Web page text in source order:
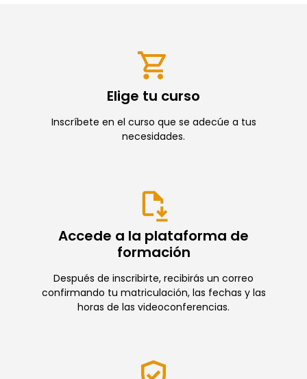
Elige tu curso
Inscríbete en el curso que se adecúe a tus
necesidades.
Accede a la plataforma de
formación
Después de inscribirte, recibirás un correo
confirmando tu matriculación, las fechas y las
horas de las videoconferencias.